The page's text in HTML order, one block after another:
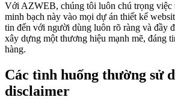
Với AZWEB, chúng tôi luôn chú trọng việc
minh bạch này vào mọi dự án thiết kế
tin đến với người dùng luôn rõ ràng và đầy
xây dựng một thương hiệu mạnh mẽ, đáng
hàng.
Các tình huống thường sử
disclaimer